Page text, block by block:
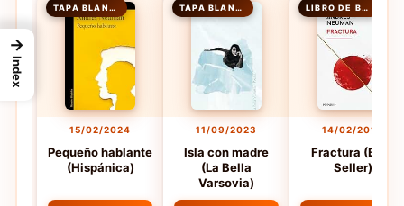
TAPA BLANDA
15/02/2024
Pequeño hablante
(Hispánica)
TAPA BLANDA
11/09/2023
Isla con madre
(La Bella
Varsovia)
LIBRO DE BOLSILLO
14/02/2019
Fractura (Best
Seller)
→
Index